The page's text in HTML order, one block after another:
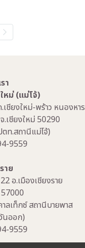
า
หม่ (แม่โจ้)
ชียงใหม่-พร้าว หนองหาร
.เชียงใหม่ 50290
ท.สถานีแม่โจ้)
9559
าย
อ.เมืองเชียงราย
57000
ลเท็กซ์ สถานีบายพาส
นออก)
9559